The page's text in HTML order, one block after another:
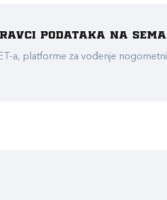
podataka na
a, platforme za vođenje